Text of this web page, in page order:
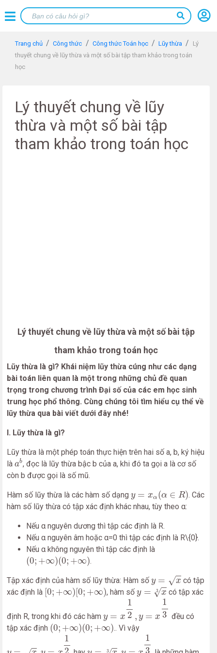
Trang chủ Công thức Công thức Toán học Lũy thừa
Lý
thuyết chung về lũy thừa và một số bài tập tham khảo trong toán
học
Lý thuyết chung về lũy
thừa và một số bài tập
tham khảo trong toán học
Lý thuyết chung về lũy thừa và một số bài tập
tham khảo trong toán học
Lũy thừa là gì? Khái niệm lũy thừa cúng như các dạng
bài toán liên quan là một trong những chủ đề quan
trọng trong chương trình Đại số của các em học sinh
trung học phổ thông. Cùng chúng tôi tìm hiểu cụ thể về
lũy thừa qua bài viết dưới đây nhé!
I. Lũy thừa là gì?
Lũy thừa là một phép toán thực hiện trên hai số a, b, ký hiệu
là ab
ab, đọc là lũy thừa bậc b của a, khi đó ta gọi a là cơ số
còn b được gọi là số mũ.
Hàm số lũy thừa là các hàm số dạng y = xα (α ∈ R)
∈ R)
. Các
hàm số lũy thừa có tập xác định khác nhau, tùy theo α:
Nếu α nguyên dương thì tập các định là R.
Nếu α nguyên âm hoặc α=0 thì tập các định là R\{0}.
Nếu α không nguyên thì tập các định là
(0; +∞)(0; +∞)
(0 ∞ (0;+ ∞ ) .
Tập xác định của hàm số lũy thừa: Hàm số y = √x có tập
xác định là [0; +∞)[0; +∞)
[0 + [0; ∞ ) , hàm sốy = 3
√x
y =x 3 có tập xác
định R, trong khi đó các hàm y = x
1
2 , y = x
1
3
y =x12,y =x
đều có
tập xác định (0; +∞)(0; +∞)
(0 ∞ (0;+ ∞ ) .. Vì vậy
1
y= 1
3
1
3
y= x 3,y= x 1 3